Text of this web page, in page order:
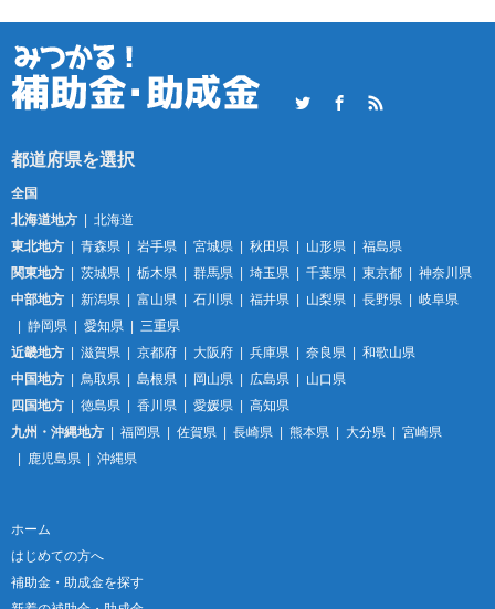
TwitterFacebookRSS
全国
北海道地方
北海道
東北地方
青森県 岩手県 宮城県 秋田県 山形県
福島県
関東地方
茨城県 栃木県 群馬県 埼玉県 千葉県 東京都
神奈川県
中部地方
新潟県 富山県 石川県 福井県 山梨県 長野県
岐阜県
静岡県
愛知県
三重県
近畿地方
滋賀県 京都府 大阪府 兵庫県 奈良県
和歌山県
中国地方
鳥取県 島根県 岡山県 広島県
山口県
四国地方
徳島県 香川県 愛媛県
高知県
九州・沖縄地方
福岡県 佐賀県 長崎県 熊本県 大分県
宮崎県
鹿児島県
沖縄県
ホーム
はじめての方へ
補助金・助成金を探す